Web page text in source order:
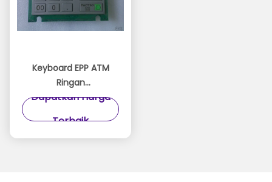
Keyboard EPP ATM
Ringan
01750105836/01750105836
Dapatkan Harga
Terbaik